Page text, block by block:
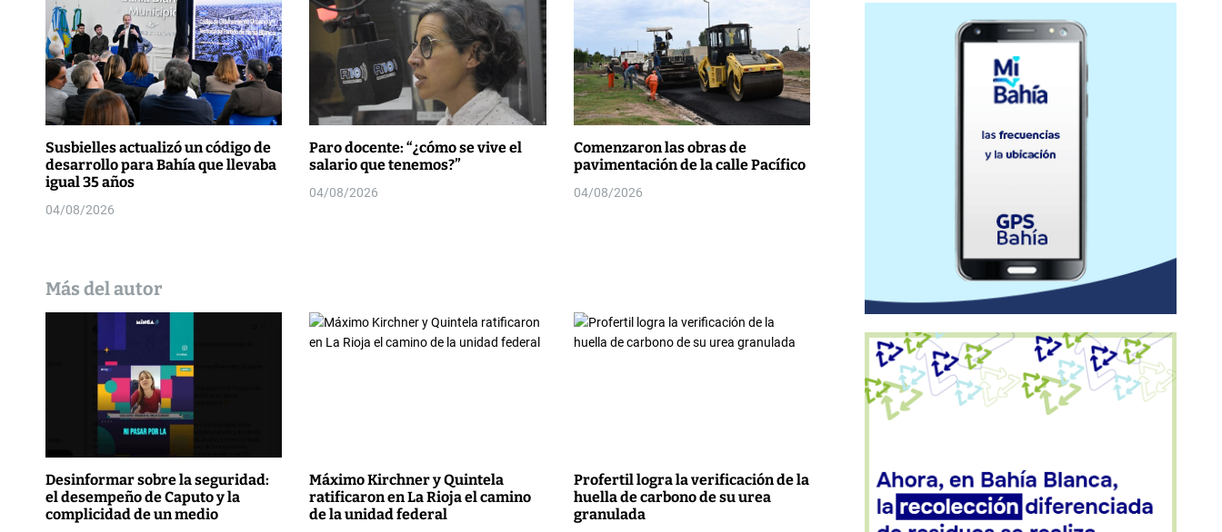
e
n
t
r
a
d
a
Susbielles actualizó un código de
desarrollo para Bahía que llevaba
igual 35 años
04/08/2026
Paro docente: “¿cómo se vive el
salario que tenemos?”
04/08/2026
Comenzaron las obras de
pavimentación de la calle Pacífico
04/08/2026
Más del autor
Desinformar sobre la seguridad:
el desempeño de Caputo y la
complicidad de un medio
Máximo Kirchner y Quintela
ratificaron en La Rioja el camino
de la unidad federal
Profertil logra la verificación de la
huella de carbono de su urea
granulada